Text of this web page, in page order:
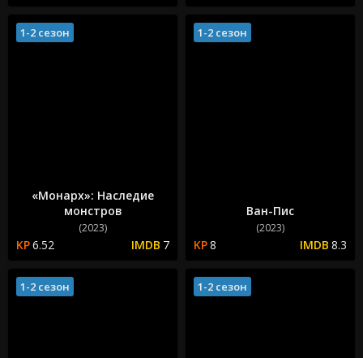
«Монарх»: Наследие
монстров
(2023)
6.52 7
1-2 сезон
Ван-Пис
(2023)
8 8.3
1-2 сезон
1-2 сезон 1-2 сезон